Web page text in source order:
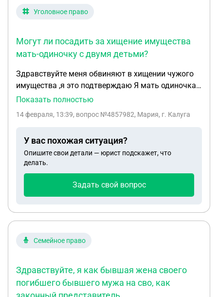
Уголовное право
Могут ли посадить за хищение имущества
мать-одиночку с двумя детьми?
Здравствуйте меня обвиняют в хищении чужого
имущества ,я это подтверждаю Я мать одиночка
,содержу двоих не совершено летних детей ,не
пособия оплачиваю съёмное жилье ,садик вопрос
впервые в такой ситуации прощу помогите
Показать полностью
14 февраля, 13:39, вопрос №4857982, Мария, г. Калуга
У вас похожая ситуация?
Опишите свои детали — юрист подскажет, что
делать.
Задать свой вопрос
Семейное право
Здравствуйте, я как бывшая жена своего
погибшего бывшего мужа на сво, как